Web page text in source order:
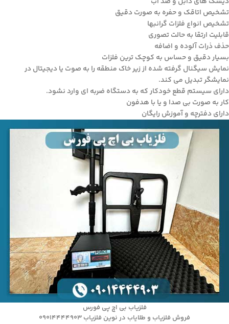
تشخیص اتاقک و حفره به صورت دقیق
تشخیص انواع فلزات گرانبها
قابلیت ارتقا به حالت تصوری
حذف ذرات آلوده و اضافه
بسیار دقیق و حساس به کوچک ترین فلزات
نمایش سیگنال گرفته شده از زیر خاک منطقه را به صوت یا دیجیتال در
نمایشگر تبدیل می کند.
دارای سیستم قطع خودکار که به دستگاه ضربه ای وارد نشود.
کار به صورت بی صدا و یا با هدفون
دارای دفترچه و آموزش رایگان
فلزیاب بی اچ پی فورس
فروش فلزیاب و طلایاب در نوین فلزیاب 09014444903